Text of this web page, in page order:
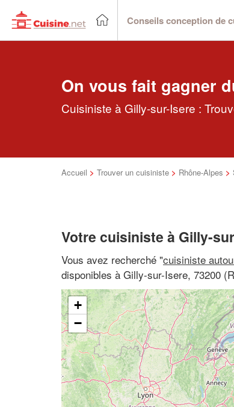
Conseils conception de
On vous fait gagner
Cuisiniste à Gilly-sur-Isere :
Accueil > Trouver un cuisiniste > Rhône-Alpes >
Votre cuisiniste à Gilly-
Vous avez recherché "cuisiniste
disponibles à Gilly-sur-Isere, 73200
+
−